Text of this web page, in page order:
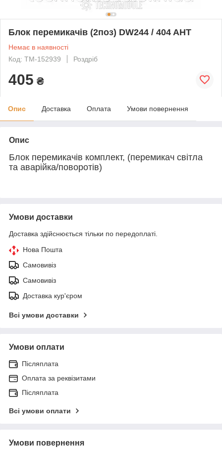
Блок перемикачів (2поз) DW244 / 404 AHT
Немає в наявності
Код: TM-152939
Роздріб
405 ₴
Опис Доставка Оплата Умови повернення
Опис
Блок перемикачів комплект, (перемикач світла
та аварійка/поворотів)
Умови доставки
Доставка здійснюється тільки по передоплаті.
Нова Пошта
Самовивіз
Самовивіз
Доставка кур'єром
Всі умови доставки
Умови оплати
Післяплата
Оплата за реквізитами
Післяплата
Всі умови оплати
Умови повернення